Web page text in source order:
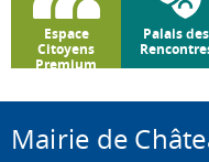
Espace
Citoyens
Premium
Palais des
Mairie de